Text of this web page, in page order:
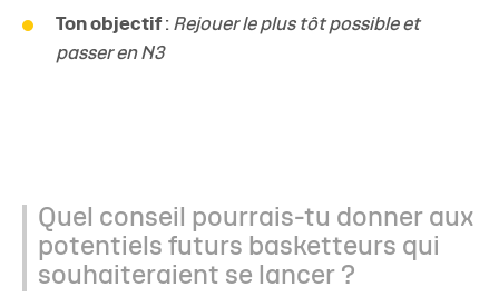
Ton objectif: Rejouer le plus tôt possible et
passer en N3
Quel conseil pourrais-tu donner aux
potentiels futurs basketteurs qui
souhaiteraient se lancer ?